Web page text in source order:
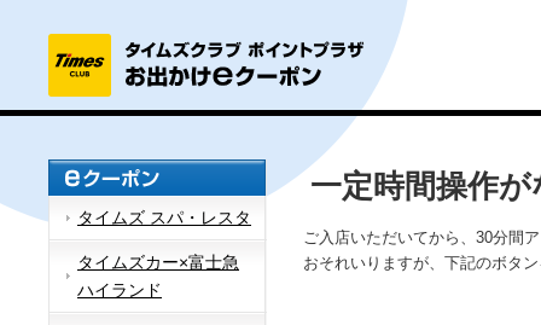
タイムズ スパ・レスタ
タイムズカー×富士急
ハイランド
一定時間操作
ご入店いただいてから、30分間
おそれいりますが、下記のボタ